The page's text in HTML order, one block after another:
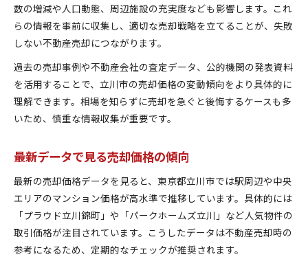
売却価格が気になる方への立川市入門
不動産売却価格を知る立川市の基礎知識
立川市で売却価格を調べる際のポイント
不動産売却の初歩と立川市の価格相場
売却価格の基準を理解する立川市入門
不動産売却を始める前の立川市価格チェック
不動産売却価格を活かす資産最大化の秘訣
売却価格と資産運用のポイントを立川市で学ぶ
不動産売却で資産を守る立川市の実践術
立川市で資産最大化を目指す売却価格選定法
価格相場の動向を読む不動産売却の極意
数の増減や人口動態、周辺施設の充実度なども影響します。これ
らの情報を事前に収集し、適切な売却戦略を立てることが、失敗
しない不動産売却につながります。
過去の売却事例や不動産会社の査定データ、公的機関の発表資料
を活用することで、立川市の売却価格の変動傾向をより具体的に
理解できます。相場を知らずに売却を急ぐと後悔するケースも多
いため、慎重な情報収集が重要です。
最新データで見る売却価格の傾向
最新の売却価格データを見ると、東京都立川市では駅周辺や中央
エリアのマンション価格が高水準で推移しています。具体的には
「プラウド立川錦町」や「パークホームズ立川」など人気物件の
取引価格が注目されています。こうしたデータは不動産売却時の
参考になるため、定期的なチェックが推奨されます。